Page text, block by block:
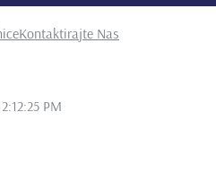
Kontaktirajte Nas
PM